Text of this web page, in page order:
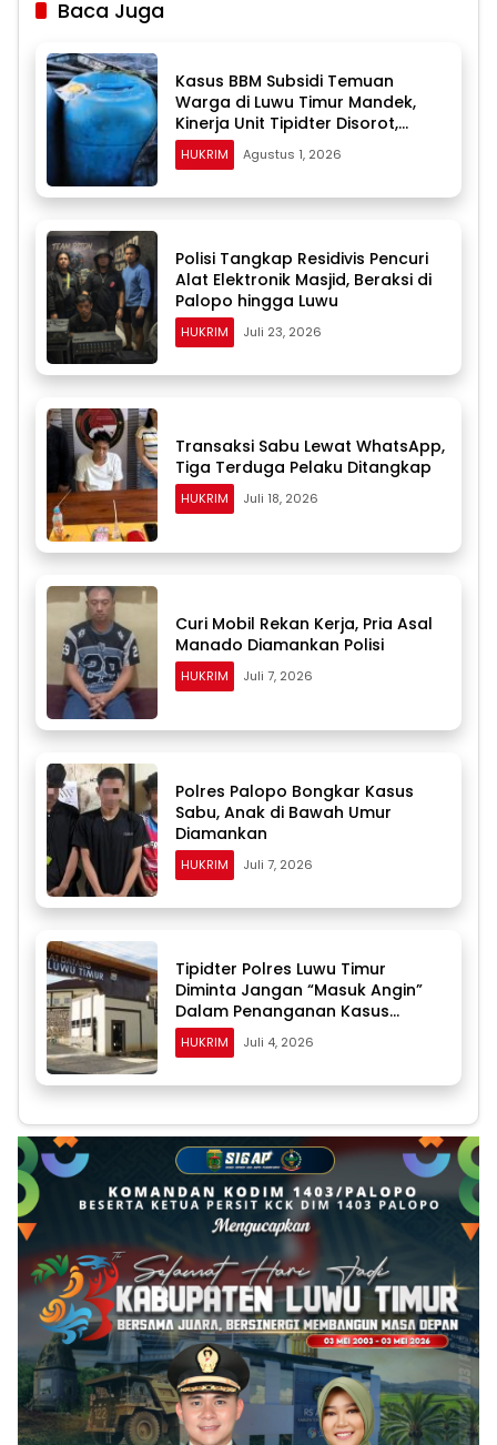
Baca Juga
Kasus BBM Subsidi Temuan
Warga di Luwu Timur Mandek,
Kinerja Unit Tipidter Disorot,
Paminal Diminta Turun Tangan
HUKRIM Agustus 1, 2026
Polisi Tangkap Residivis Pencuri
Alat Elektronik Masjid, Beraksi di
Palopo hingga Luwu
HUKRIM Juli 23, 2026
Transaksi Sabu Lewat WhatsApp,
Tiga Terduga Pelaku Ditangkap
HUKRIM Juli 18, 2026
Curi Mobil Rekan Kerja, Pria Asal
Manado Diamankan Polisi
HUKRIM Juli 7, 2026
Polres Palopo Bongkar Kasus
Sabu, Anak di Bawah Umur
Diamankan
HUKRIM Juli 7, 2026
Tipidter Polres Luwu Timur
Diminta Jangan “Masuk Angin”
Dalam Penanganan Kasus
Dugaan Penyalahgunaan BBM
Solar Subsidi
HUKRIM Juli 4, 2026